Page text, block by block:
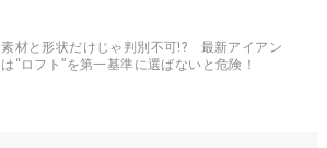
素材と形状だけじゃ判別不可!? 最新アイアン
は“ロフト”を第一基準に選ばないと危険！